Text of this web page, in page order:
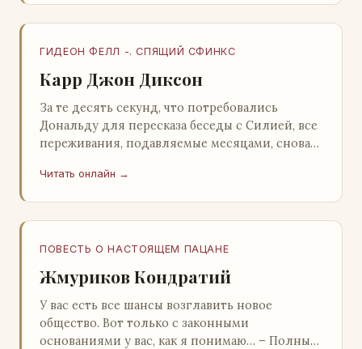
ГИДЕОН ФЕЛЛ -. СПЯЩИЙ СФИНКС
Карр Джон Диксон
За те десять секунд, что потребовались
Дональду для пересказа беседы с Силией, все
переживания, подавляемые месяцами, снова
среди…
Читать онлайн →
ПОВЕСТЬ О НАСТОЯЩЕМ ПАЦАНЕ
Жмуриков Кондратий
У вас есть все шансы возглавить новое
общество. Вот только с законными
основаниями у вас, как я понимаю… – Полный